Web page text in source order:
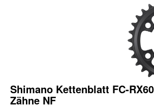
Shimano Kettenblatt FC-
Zähne NF